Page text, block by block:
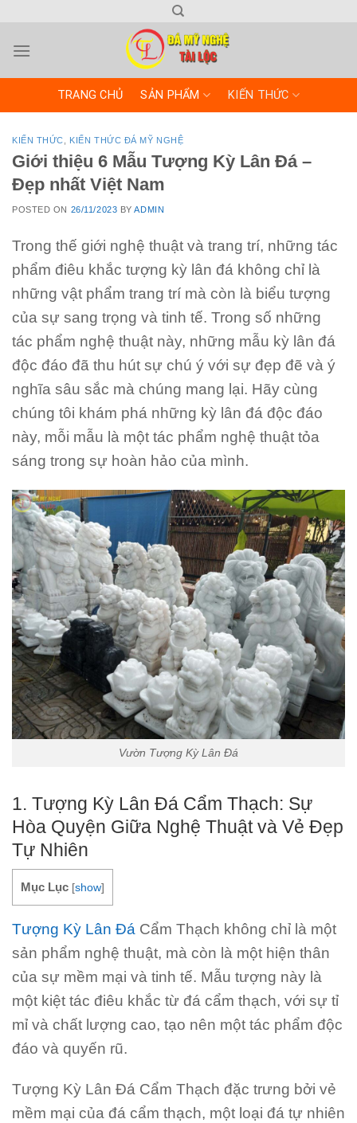
content
TRANG CHỦ SẢN PHẨM KIẾN THỨC
KIẾN THỨC KIẾN THỨC ĐÁ MỸ NGHỆ
Giới thiệu 6 Mẫu Tượng Kỳ Lân Đá –
Đẹp nhất Việt Nam
POSTED ON 26/11/2023 BYADMIN
Trong thế giới nghệ thuật và trang trí, những tác
phẩm điêu khắc tượng kỳ lân đá không chỉ là
những vật phẩm trang trí mà còn là biểu tượng
của sự sang trọng và tinh tế. Trong số những
tác phẩm nghệ thuật này, những mẫu kỳ lân đá
độc đáo đã thu hút sự chú ý với sự đẹp đẽ và ý
nghĩa sâu sắc mà chúng mang lại. Hãy cùng
chúng tôi khám phá những kỳ lân đá độc đáo
này, mỗi mẫu là một tác phẩm nghệ thuật tỏa
sáng trong sự hoàn hảo của mình.
Vườn Tượng Kỳ Lân Đá
1. Tượng Kỳ Lân Đá Cẩm Thạch: Sự
Hòa Quyện Giữa Nghệ Thuật và Vẻ Đẹp
Tự Nhiên
Mục Lục [show]
Tượng Kỳ Lân Đá Cẩm Thạch không chỉ là một
sản phẩm nghệ thuật, mà còn là một hiện thân
của sự mềm mại và tinh tế. Mẫu tượng này là
một kiệt tác điêu khắc từ đá cẩm thạch, với sự tỉ
mỉ và chất lượng cao, tạo nên một tác phẩm độc
đáo và quyến rũ.
Tượng Kỳ Lân Đá Cẩm Thạch đặc trưng bởi vẻ
mềm mại của đá cẩm thạch, một loại đá tự nhiên